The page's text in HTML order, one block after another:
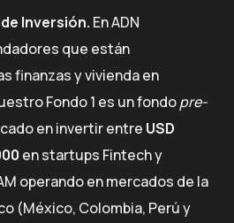
Inversión. En ADN
que están
finanzas y vivienda en
Fondo 1 es un fondopre-
en invertir entre USD
en startups Fintech y
operando en mercados de la
(México, Colombia, Perú y